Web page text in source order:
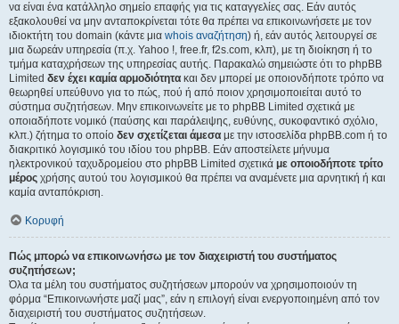
να είναι ένα κατάλληλο σημείο επαφής για τις καταγγελίες σας. Εάν αυτός
εξακολουθεί να μην ανταποκρίνεται τότε θα πρέπει να επικοινωνήσετε με τον
ιδιοκτήτη του domain (κάντε μια whois αναζήτηση) ή, εάν αυτός λειτουργεί σε
μια δωρεάν υπηρεσία (π.χ. Yahoo !, free.fr, f2s.com, κλπ), με τη διοίκηση ή το
τμήμα καταχρήσεων της υπηρεσίας αυτής. Παρακαλώ σημειώστε ότι το phpBB
Limited δεν έχει καμία αρμοδιότητα και δεν μπορεί με οποιονδήποτε τρόπο να
θεωρηθεί υπεύθυνο για το πώς, πού ή από ποιον χρησιμοποιείται αυτό το
σύστημα συζητήσεων. Μην επικοινωνείτε με το phpBB Limited σχετικά με
οποιαδήποτε νομικό (παύσης και παράλειψης, ευθύνης, συκοφαντικό σχόλιο,
κλπ.) ζήτημα το οποίο δεν σχετίζεται άμεσα με την ιστοσελίδα phpBB.com ή το
διακριτικό λογισμικό του ιδίου του phpBB. Εάν αποστείλετε μήνυμα
ηλεκτρονικού ταχυδρομείου στο phpBB Limited σχετικά με οποιοδήποτε τρίτο
μέρος χρήσης αυτού του λογισμικού θα πρέπει να αναμένετε μια αρνητική ή και
καμία ανταπόκριση.
Κορυφή
Πώς μπορώ να επικοινωνήσω με τον διαχειριστή του συστήματος
συζητήσεων;
Όλα τα μέλη του συστήματος συζητήσεων μπορούν να χρησιμοποιούν τη
φόρμα “Επικοινωνήστε μαζί μας”, εάν η επιλογή είναι ενεργοποιημένη από τον
διαχειριστή του συστήματος συζητήσεων.